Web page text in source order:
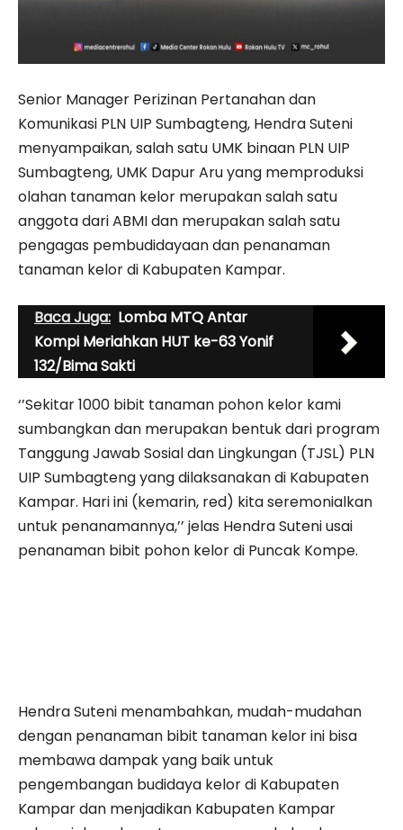
Senior Manager Perizinan Pertanahan dan
Komunikasi PLN UIP Sumbagteng, Hendra Suteni
menyampaikan, salah satu UMK binaan PLN UIP
Sumbagteng, UMK Dapur Aru yang memproduksi
olahan tanaman kelor merupakan salah satu
anggota dari ABMI dan merupakan salah satu
pengagas pembudidayaan dan penanaman
tanaman kelor di Kabupaten Kampar.
Baca Juga: Lomba MTQ Antar
Kompi Meriahkan HUT ke-63 Yonif
132/Bima Sakti
‘’Sekitar 1000 bibit tanaman pohon kelor kami
sumbangkan dan merupakan bentuk dari program
Tanggung Jawab Sosial dan Lingkungan (TJSL) PLN
UIP Sumbagteng yang dilaksanakan di Kabupaten
Kampar. Hari ini (kemarin, red) kita seremonialkan
untuk penanamannya,’’ jelas Hendra Suteni usai
penanaman bibit pohon kelor di Puncak Kompe.
Hendra Suteni menambahkan, mudah-mudahan
dengan penanaman bibit tanaman kelor ini bisa
membawa dampak yang baik untuk
pengembangan budidaya kelor di Kabupaten
Kampar dan menjadikan Kabupaten Kampar